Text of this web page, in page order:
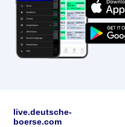
live.deutsche-
boerse.com